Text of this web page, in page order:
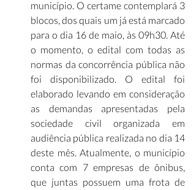
município. O certame contemplará 3
blocos, dos quais um já está marcado
para o dia 16 de maio, às 09h30. Até
o momento, o edital com todas as
normas da concorrência pública não
foi disponibilizado. O edital foi
elaborado levando em consideração
as demandas apresentadas pela
sociedade civil organizada em
audiência pública realizada no dia 14
deste mês. Atualmente, o município
conta com 7 empresas de ônibus,
que juntas possuem uma frota de